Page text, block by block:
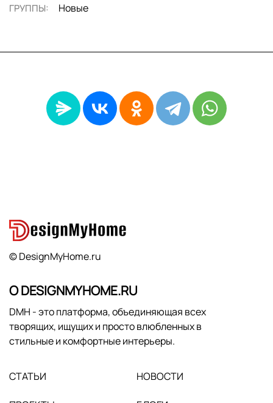
ГРУППЫ: Новые
© DesignMyHome.ru
О DESIGNMYHOME.RU
DMH - это платформа, объединяющая всех
творящих, ищущих и просто влюбленных в
стильные и комфортные интерьеры.
СТАТЬИ НОВОСТИ